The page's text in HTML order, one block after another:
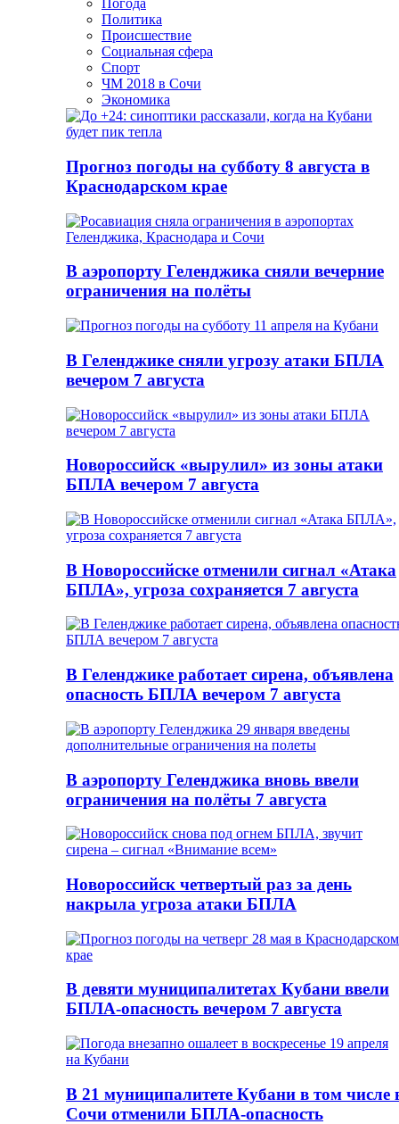
Погода
Политика
Происшествие
Социальная сфера
Спорт
ЧМ 2018 в Сочи
Экономика
Прогноз погоды на субботу 8 августа в
Краснодарском крае
В аэропорту Геленджика сняли вечерние
ограничения на полёты
В Геленджике сняли угрозу атаки БПЛА
вечером 7 августа
Новороссийск «вырулил» из зоны атаки
БПЛА вечером 7 августа
В Новороссийске отменили сигнал «Атака
БПЛА», угроза сохраняется 7 августа
В Геленджике работает сирена, объявлена
опасность БПЛА вечером 7 августа
В аэропорту Геленджика вновь ввели
ограничения на полёты 7 августа
Новороссийск четвертый раз за день
накрыла угроза атаки БПЛА
В девяти муниципалитетах Кубани ввели
БПЛА-опасность вечером 7 августа
В 21 муниципалитете Кубани в том числе
Сочи отменили БПЛА-опасность